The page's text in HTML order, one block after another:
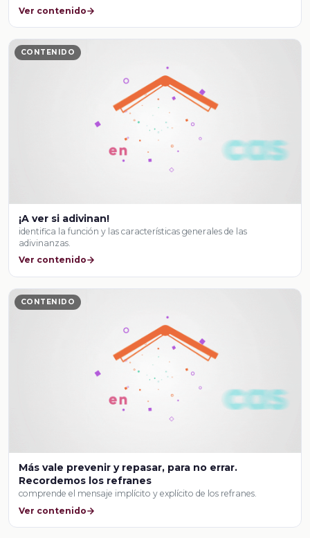
Ver contenido
CONTENIDO
¡A ver si adivinan!
identifica la función y las características generales de las
adivinanzas.
Ver contenido
CONTENIDO
Más vale prevenir y repasar, para no errar.
Recordemos los refranes
comprende el mensaje implícito y explícito de los refranes.
Ver contenido